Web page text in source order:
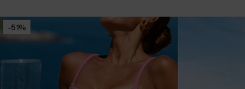
-51%